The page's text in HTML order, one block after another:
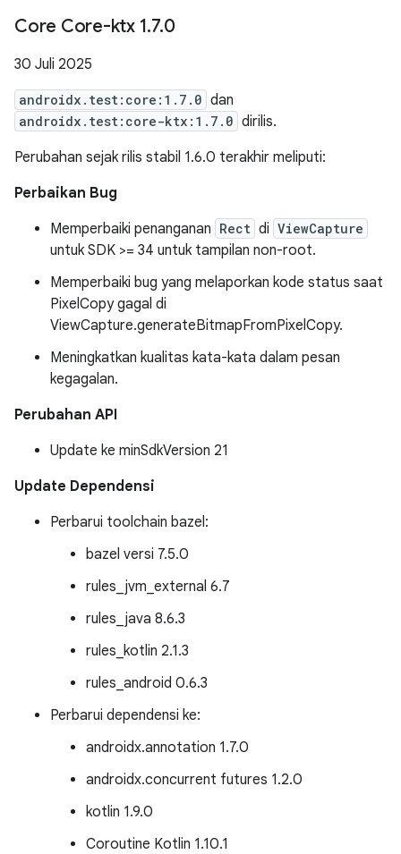
Core Core-ktx 1.7.0
30 Juli 2025
androidx.test:core:1.7.0 dan
androidx.test:core-ktx:1.7.0 dirilis.
Perubahan sejak rilis stabil 1.6.0 terakhir meliputi:
Perbaikan Bug
Memperbaiki penanganan Rect di ViewCapture
untuk SDK >= 34 untuk tampilan non-root.
Memperbaiki bug yang melaporkan kode status saat
PixelCopy gagal di
ViewCapture.generateBitmapFromPixelCopy.
Meningkatkan kualitas kata-kata dalam pesan
kegagalan.
Perubahan API
Update ke minSdkVersion 21
Update Dependensi
Perbarui toolchain bazel:
bazel versi 7.5.0
rules_jvm_external 6.7
rules_java 8.6.3
rules_kotlin 2.1.3
rules_android 0.6.3
Perbarui dependensi ke:
androidx.annotation 1.7.0
androidx.concurrent futures 1.2.0
kotlin 1.9.0
Coroutine Kotlin 1.10.1